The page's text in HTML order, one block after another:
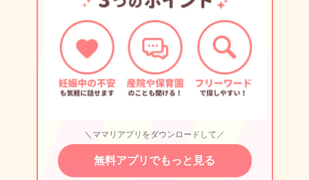
＼ママリアプリをダウンロードして／
無料アプリでもっと見る